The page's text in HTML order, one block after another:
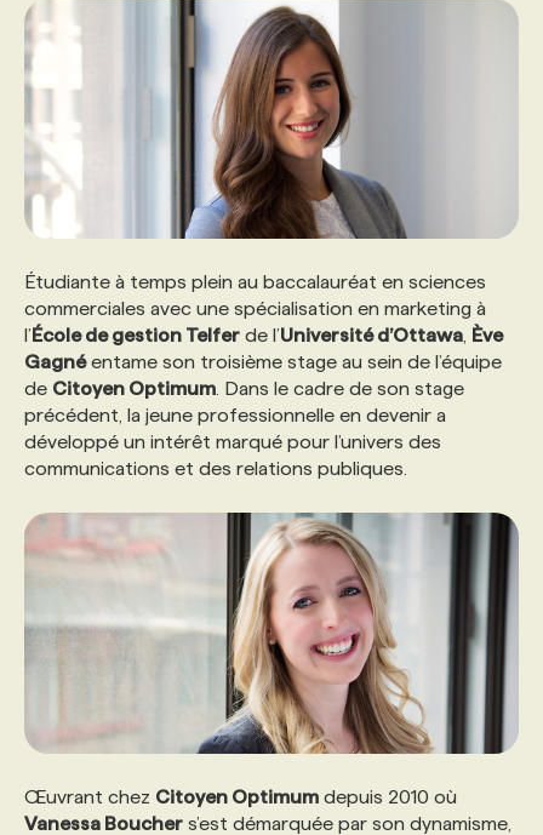
Étudiante à temps plein au baccalauréat en sciences
commerciales avec une spécialisation en marketing à
l’École de gestion Telfer de l’Université d’Ottawa Ève
Gagnéentame son troisième stage au sein de l’équipe
de Citoyen Optimum . Dans le cadre de son stage
précédent, la jeune professionnelle en devenir a
développé un intérêt marqué pour l’univers des
communications et des relations publiques.
Œuvrant chez Citoyen Optimum depuis 2010 où
Vanessa Boucher s’est démarquée par son dynamisme,